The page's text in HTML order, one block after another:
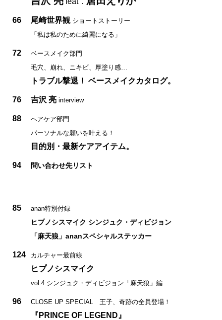
66 尾崎世界観 ショートストーリー
「私は私のために綺麗になる」
72
ベースメイク部門
毛穴、崩れ、ニキビ、厚塗り感…
トラブル撃退！ ベースメイクカタログ。
76 吉沢 亮 interview
88
ヘアケア部門
パーソナルな願いを叶える！
目的別・最新ケアアイテム。
94 問い合わせ先リスト
85 anan特別付録
ヒプノシスマイク シンジュク・ディビジョン
「麻天狼」ananスペシャルステッカー
124 カルチャー最前線
ヒプノシスマイク
vol.4 シンジュク・ディビジョン「麻天狼」編
96 CLOSE UP SPECIAL 王子、奇跡の全員登場！
『PRINCE OF LEGEND』